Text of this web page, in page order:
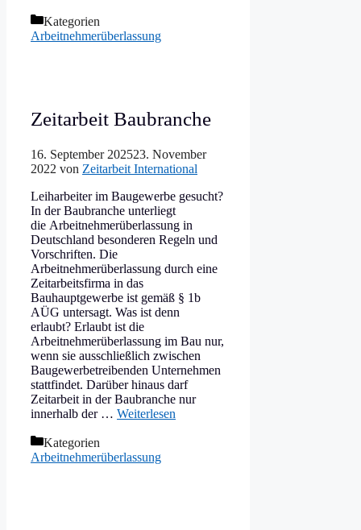
Kategorien
Arbeitnehmerüberlassung
Zeitarbeit Baubranche
16. September 202523. November
2022 von Zeitarbeit International
Leiharbeiter im Baugewerbe gesucht?
In der Baubranche unterliegt
die Arbeitnehmerüberlassung in
Deutschland besonderen Regeln und
Vorschriften. Die
Arbeitnehmerüberlassung durch eine
Zeitarbeitsfirma in das
Bauhauptgewerbe ist gemäß § 1b
AÜG untersagt. Was ist denn
erlaubt? Erlaubt ist die
Arbeitnehmerüberlassung im Bau nur,
wenn sie ausschließlich zwischen
Baugewerbetreibenden Unternehmen
stattfindet. Darüber hinaus darf
Zeitarbeit in der Baubranche nur
innerhalb der … Weiterlesen
Kategorien
Arbeitnehmerüberlassung